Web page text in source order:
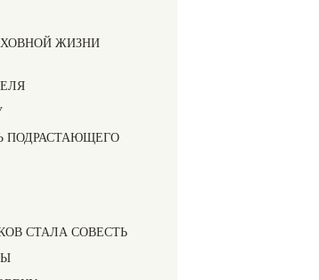
ЖИЗНИ
ПОДРАСТАЮЩЕГО
СТАЛА СОВЕСТЬ